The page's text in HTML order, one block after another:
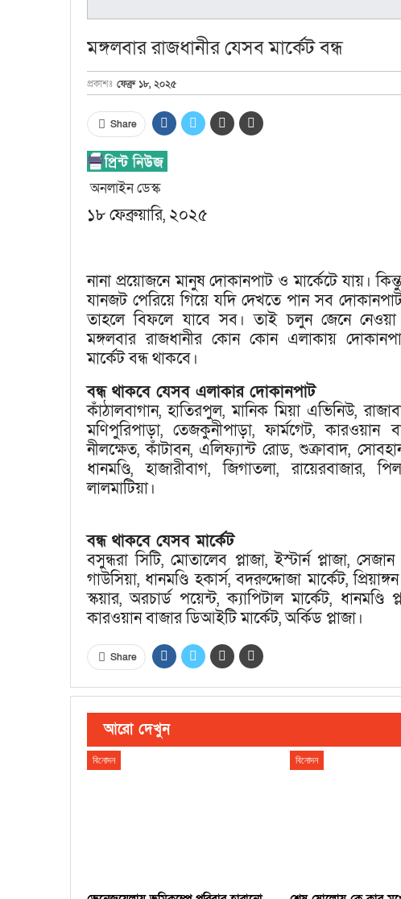
মঙ্গলবার রাজধানীর যেসব মার্কেট বন্ধ
প্রকাশঃ ফেব্রু ১৮, ২০২৫
Share
অনলাইন ডেস্ক
১৮ ফেব্রুয়ারি, ২০২৫
নানা প্রয়োজনে মানুষ দোকানপাট ও মার্কেটে যায়।
যানজট পেরিয়ে গিয়ে যদি দেখতে পান সব
তাহলে বিফলে যাবে সব। তাই চলুন জেনে
মঙ্গলবার রাজধানীর কোন কোন এলাকায়
মার্কেট বন্ধ থাকবে।
বন্ধ থাকবে যেসব এলাকার দোকানপাট
কাঁঠালবাগান, হাতিরপুল, মানিক মিয়া এভিনিউ,
মণিপুরিপাড়া, তেজকুনীপাড়া, ফার্মগেট, কারওয়ান
নীলক্ষেত, কাঁটাবন, এলিফ্যান্ট রোড, শুক্রাবাদ,
ধানমণ্ডি, হাজারীবাগ, জিগাতলা, রায়েরবাজার,
লালমাটিয়া।
বন্ধ থাকবে যেসব মার্কেট
বসুন্ধরা সিটি, মোতালেব প্লাজা, ইস্টার্ন প্লাজা,
গাউসিয়া, ধানমণ্ডি হকার্স, বদরুদ্দোজা মার্কেট,
স্কয়ার, অরচার্ড পয়েন্ট, ক্যাপিটাল মার্কেট, ধানমণ্ডি
কারওয়ান বাজার ডিআইটি মার্কেট, অর্কিড প্লাজা।
Share
আরো দেখুন
বিনোদন বিনোদন